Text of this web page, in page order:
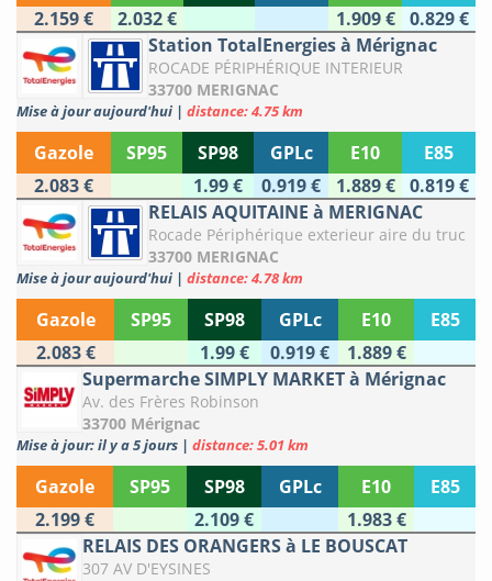
2.159 €
2.032 € 1.909 €
0.829 €
Station TotalEnergies à Mérignac
ROCADE PÉRIPHÉRIQUE INTERIEUR
33700 MERIGNAC
Mise à jour aujourd'hui | distance: 4.75 km
Gazole SP95 SP98 GPLc E10
E85
2.083 €
1.99 € 0.919 € 1.889 €
0.819 €
RELAIS AQUITAINE à MERIGNAC
Rocade Périphérique exterieur aire du truc
33700 MERIGNAC
Mise à jour aujourd'hui | distance: 4.78 km
Gazole SP95 SP98 GPLc E10
E85
2.083 €
1.99 € 0.919 €
1.889 €
Supermarche SIMPLY MARKET à Mérignac
Av. des Frères Robinson
33700 Mérignac
Mise à jour: il y a 5 jours | distance: 5.01 km
Gazole SP95 SP98 GPLc E10
E85
2.199 €
2.109 €
1.983 €
RELAIS DES ORANGERS à LE BOUSCAT
307 AV D'EYSINES